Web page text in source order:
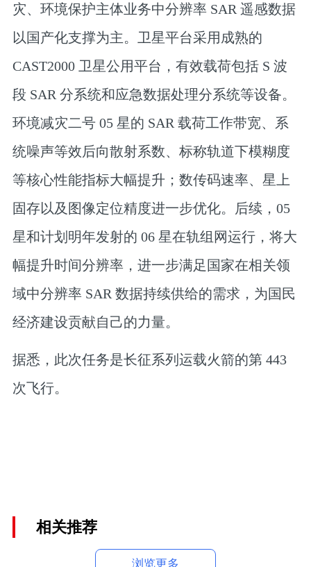
灾、环境保护主体业务中分辨率 SAR 遥感数据
以国产化支撑为主。卫星平台采用成熟的
CAST2000 卫星公用平台，有效载荷包括 S 波
段 SAR 分系统和应急数据处理分系统等设备。
环境减灾二号 05 星的 SAR 载荷工作带宽、系
统噪声等效后向散射系数、标称轨道下模糊度
等核心性能指标大幅提升；数传码速率、星上
固存以及图像定位精度进一步优化。后续，05
星和计划明年发射的 06 星在轨组网运行，将大
幅提升时间分辨率，进一步满足国家在相关领
域中分辨率 SAR 数据持续供给的需求，为国民
经济建设贡献自己的力量。
据悉，此次任务是长征系列运载火箭的第 443
次飞行。
相关推荐
浏览更多